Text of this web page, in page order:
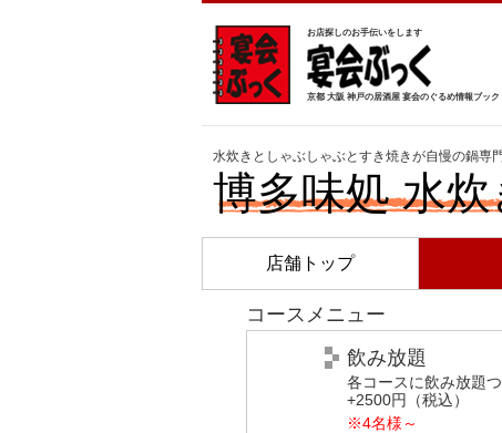
お店探しのお手伝いをします
京都 大阪 神戸の居酒屋 宴会のぐるめ情報ブック
水炊きとしゃぶしゃぶとすき焼きが自慢の鍋専
博多味処 水
店舗トップ
コースメニュー
飲み放題
各コースに飲み放題
+2500円（税込）
※4名様～